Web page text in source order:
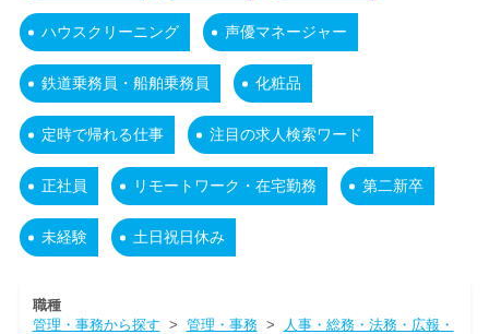
ハウスクリーニング 声優マネージャー
鉄道乗務員・船舶乗務員 化粧品
定時で帰れる仕事 注目の求人検索ワード
正社員 リモートワーク・在宅勤務 第二新卒
未経験 土日祝日休み
職種
管理・事務から探す > 管理・事務>
人事・総務・法務・広報・